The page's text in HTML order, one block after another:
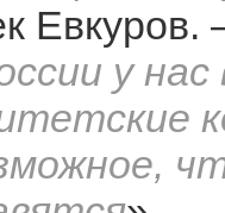
Евкуров.
у